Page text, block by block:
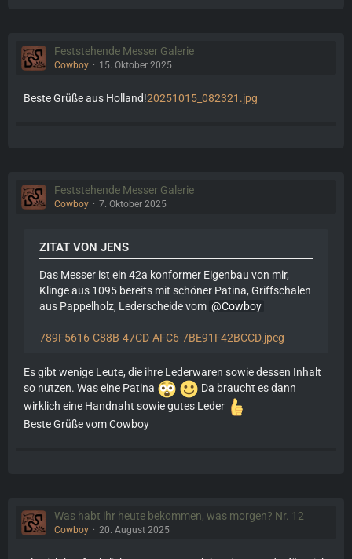
Feststehende Messer Galerie
Cowboy 15. Oktober 2025
Beste Grüße aus Holland!20251015_082321.jpg
Feststehende Messer Galerie
Cowboy 7. Oktober 2025
ZITAT VON JENS
Das Messer ist ein 42a konformer Eigenbau von mir,
Klinge aus 1095 bereits mit schöner Patina, Griffschalen
aus Pappelholz, Lederscheide vom
Cowboy
789F5616-C88B-47CD-AFC6-7BE91F42BCCD.jpeg
Es gibt wenige Leute, die ihre Lederwaren sowie dessen Inhalt
so nutzen. Was eine Patina
Da braucht es dann
wirklich eine Handnaht sowie gutes Leder
Beste Grüße vom Cowboy
Was habt ihr heute bekommen, was morgen? Nr. 12
Cowboy 20. August 2025